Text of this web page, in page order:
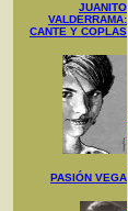
JUANITO
VALDERRAMA:
CANTE Y COPLAS
PASIÓN VEGA